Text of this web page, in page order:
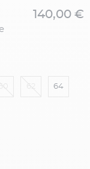
140,00 €
64